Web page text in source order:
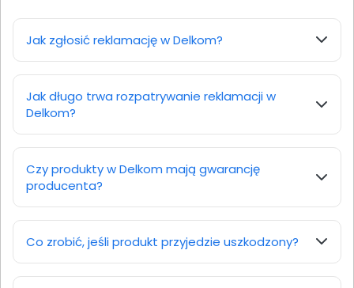
Jak zgłosić reklamację w Delkom?
Jak długo trwa rozpatrywanie reklamacji w
Delkom?
Czy produkty w Delkom mają gwarancję
producenta?
Co zrobić, jeśli produkt przyjedzie uszkodzony?